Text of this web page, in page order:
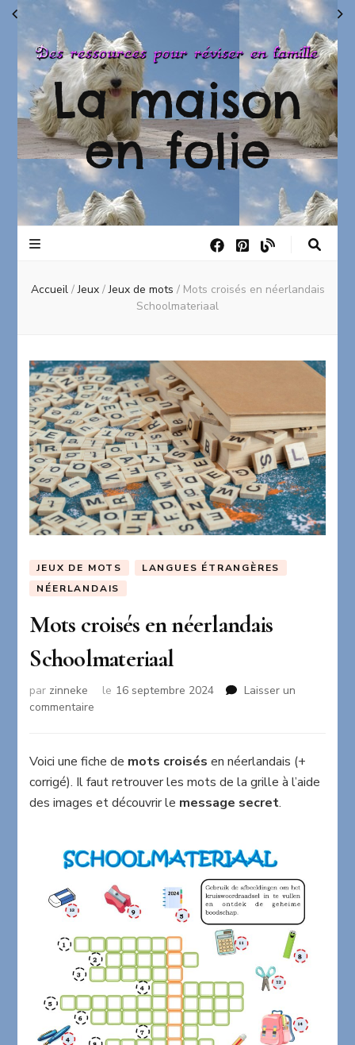
La maison
en folie
Accueil / Jeux / Jeux de mots / Mots croisés en néerlandais
Schoolmateriaal
JEUX DE MOTS
LANGUES ÉTRANGÈRES
NÉERLANDAIS
Mots croisés en néerlandais
Schoolmateriaal
par zinneke le 16 septembre 2024
Laisser un
commentaire
en
Schoolmateriaal
Voici une fiche de mots croisés en néerlandais (+
corrigé). Il faut retrouver les mots de la grille à l’aide
des images et découvrir le message secret.